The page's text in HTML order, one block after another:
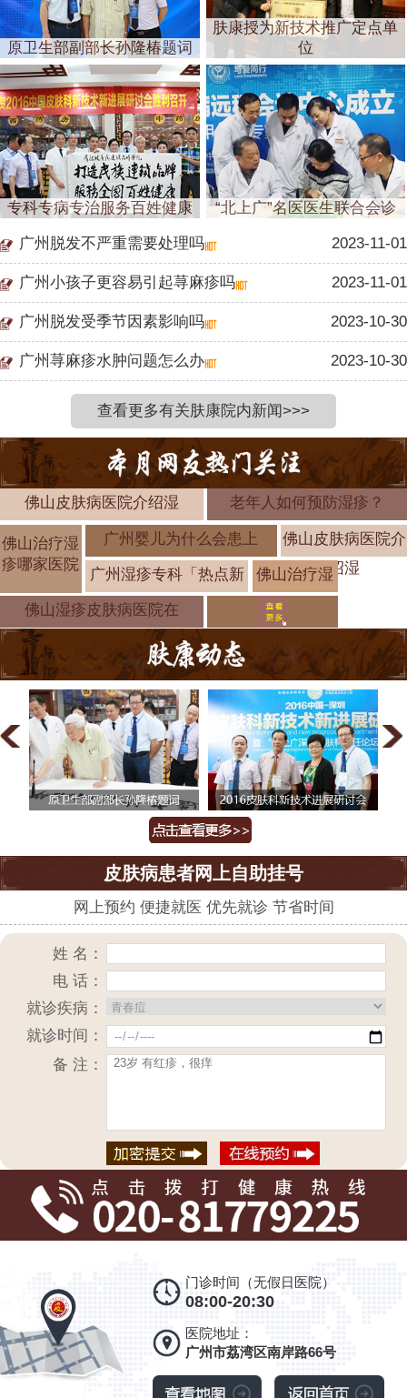
原卫生部副部长孙隆椿题词
肤康授为新技术推广定点单
位
专科专病专治服务百姓健康 “北上广”名医医生联合会诊
广州脱发不严重需要处理吗 2023-11-01
广州小孩子更容易引起荨麻疹吗 2023-11-01
广州脱发受季节因素影响吗 2023-10-30
广州荨麻疹水肿问题怎么办 2023-10-30
查看更多有关肤康院内新闻>>>
佛山皮肤病医院介绍湿 老年人如何预防湿疹？
佛山治疗湿
疹哪家医院
广州婴儿为什么会患上
佛山皮肤病医院介
绍湿
广州湿疹专科「热点新
佛山治疗湿
疹哪个医院
佛山湿疹皮肤病医院在
皮肤病患者网上自助挂号
网上预约 便捷就医 优先就诊 节省时间
姓 名：
电 话：
就诊疾病：
就诊时间：
备 注：
门诊时间（无假日医院）
08:00-20:30
医院地址：
广州市荔湾区南岸路66号